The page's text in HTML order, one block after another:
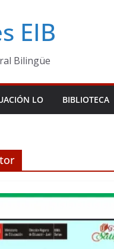
EIB
Bilingüe
LO BIBLIOTECA